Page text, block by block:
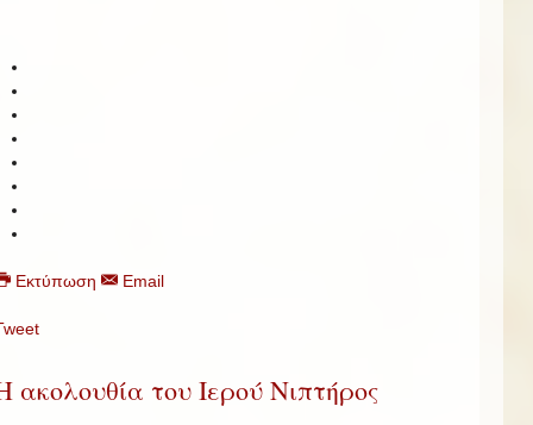
Εκτύπωση Email
ακολουθία του Ιερού Νιπτήρος